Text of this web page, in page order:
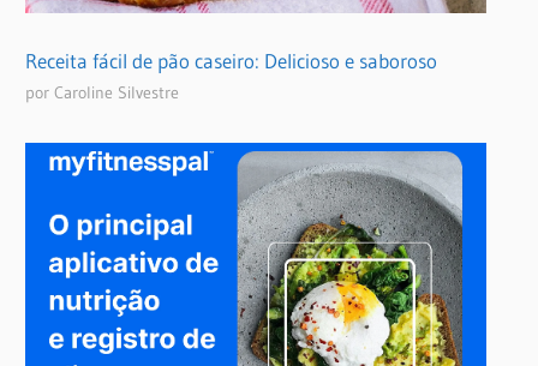
Receita fácil de pão caseiro: Delicioso e saboroso
por Caroline Silvestre